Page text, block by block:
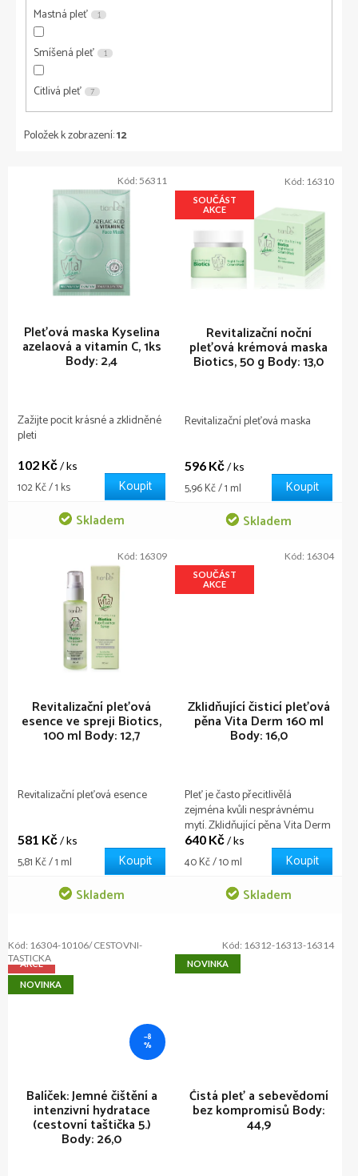
Mastná pleť 1
Smíšená pleť 1
Citlivá pleť 7
Položek k zobrazení:12
Pleťová maska Kyselina
azelaová a vitamín C, 1ks
Body: 2,4
Skladem
102 Kč/ ks
Měrná
102 Kč / 1 ks Koupit
Zažijte pocit krásné a zklidněné
pleti
Kód: 56311
SOUČÁST
AKCE
Revitalizační noční
pleťová krémová maska
Biotics, 50 g Body: 13,0
Skladem
596 Kč/ ks
Měrná
5,96 Kč / 1 ml Koupit
Revitalizační pleťová maska
Kód: 16310
Revitalizační pleťová
esence ve spreji Biotics,
100 ml Body: 12,7
Skladem
581 Kč/ ks
Měrná
5,81 Kč / 1 ml Koupit
Revitalizační pleťová esence
Kód: 16309
SOUČÁST
AKCE
Zklidňující čisticí pleťová
pěna Vita Derm 160 ml
Body: 16,0
Skladem
640 Kč/ ks
Měrná
40 Kč / 10 ml Koupit
Pleť je často přecitlivělá
zejména kvůli nesprávnému
mytí. Zklidňující pěna Vita Derm
přenese čištění na novou
úroveň, je vhodná pro všechny
typy pleti.
Kód: 16304
AKCE
NOVINKA
–8
%
Balíček: Jemné čištění a
intenzivní hydratace
(cestovní taštička 5.)
Body: 26,0
Kód: 16304-10106/ CESTOVNI-
TASTICKA
NOVINKA
Čistá pleť a sebevědomí
bez kompromisů Body:
44,9
Kód: 16312-16313-16314